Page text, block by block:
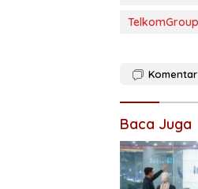
TelkomGroup
Komentar
Baca Juga